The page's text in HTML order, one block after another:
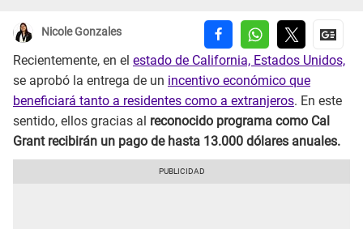
Nicole Gonzales
Recientemente, en el estado de California, Estados Unidos,
se aprobó la entrega de un incentivo económico que
beneficiará tanto a residentes como a extranjeros. En este
sentido, ellos gracias al reconocido programa como Cal
Grant recibirán un pago de hasta 13.000 dólares anuales.